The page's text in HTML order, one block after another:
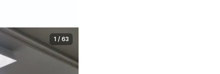
1 / 63